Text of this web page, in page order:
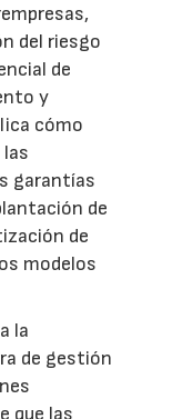
del riesgo
de
y
cómo
garantías
de
de
modelos
la
de gestión
que las